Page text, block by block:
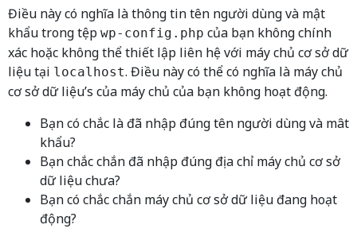
Điều này có nghĩa là thông tin tên người dùng và mật
khẩu trong tệp wp-config.php của bạn không chính
xác hoặc không thể thiết lập liên hệ với máy chủ cơ sở dữ
liệu tại localhost. Điều này có thể có nghĩa là máy chủ
cơ sở dữ liệu’s của máy chủ của bạn không hoạt động.
Bạn có chắc là đã nhập đúng tên người dùng và mât
khẩu?
Bạn chắc chắn đã nhập đúng địa chỉ máy chủ cơ sở
dữ liệu chưa?
Bạn có chắc chắn máy chủ cơ sở dữ liệu đang hoạt
động?